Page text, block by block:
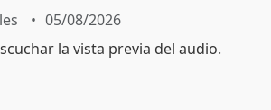
05/08/2026